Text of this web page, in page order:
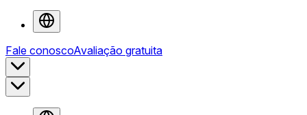
Fale conoscoAvaliação gratuita